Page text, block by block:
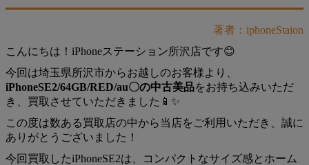
著者：iphoneStaion
こんにちは！iPhoneステーション所沢店です😊
今回は埼玉県所沢市からお越しのお客様より、
iPhoneSE2/64GB/RED/au〇の中古美品をお持ち込みいただ
き、買取させていただきました📱✨
この度は数ある買取店の中から当店をご利用いただき、誠に
ありがとうございました！
今回買取したiPhoneSE2は、コンパクトなサイズ感とホーム